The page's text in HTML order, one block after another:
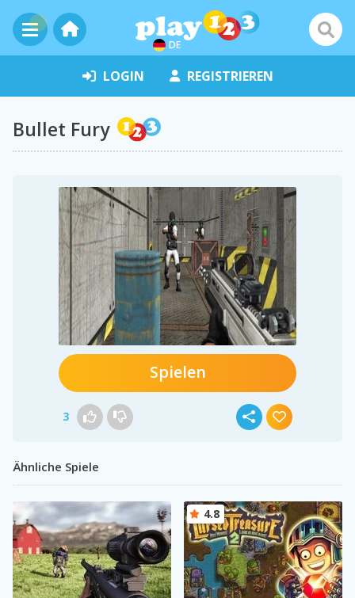
DE
LOGIN REGISTRIEREN
Bullet Fury
Spielen
3
Ähnliche Spiele
4.8